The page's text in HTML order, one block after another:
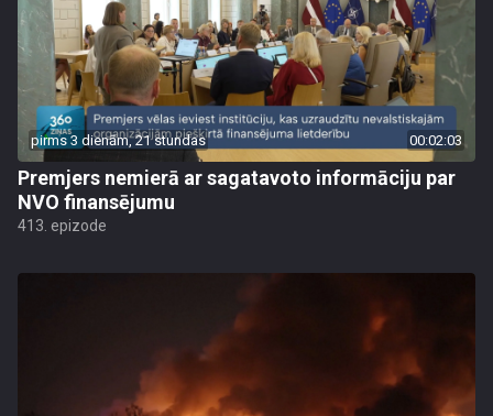
pirms 3 dienām, 21 stundas 00:02:03
Premjers nemierā ar sagatavoto informāciju par
NVO finansējumu
413. epizode